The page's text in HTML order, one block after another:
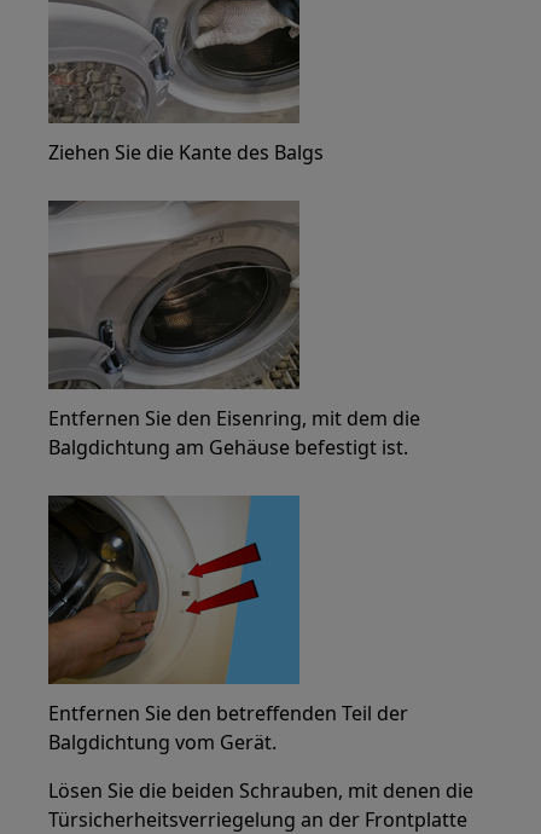
Ziehen Sie die Kante des Balgs
Entfernen Sie den Eisenring, mit dem die
Balgdichtung am Gehäuse befestigt ist.
Entfernen Sie den betreffenden Teil der
Balgdichtung vom Gerät.
Lösen Sie die beiden Schrauben, mit denen die
Türsicherheitsverriegelung an der Frontplatte